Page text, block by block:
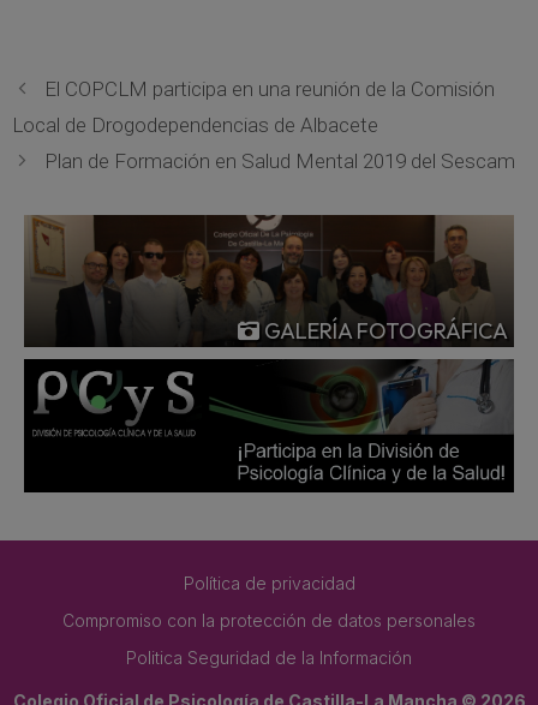
El COPCLM participa en una reunión de la Comisión
Local de Drogodependencias de Albacete
Plan de Formación en Salud Mental 2019 del Sescam
GALERÍA FOTOGRÁFICA
Política de privacidad
Compromiso con la protección de datos personales
Politica Seguridad de la Información
Colegio Oficial de Psicología de Castilla-La Mancha © 2026